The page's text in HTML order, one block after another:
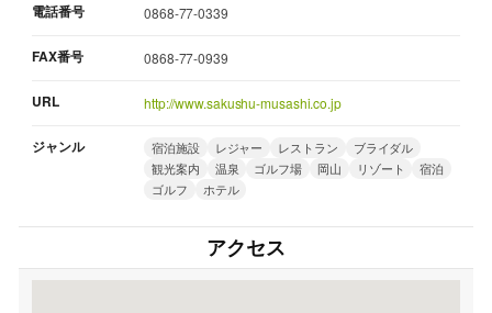
電話番号 0868-77-0339
FAX番号 0868-77-0939
URL http://www.sakushu-musashi.co.jp
ジャンル 宿泊施設 レジャー レストラン
ブライダル
観光案内
温泉 ゴルフ場 岡山 リゾート
宿泊
ゴルフ
ホテル
アクセス